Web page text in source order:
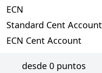
ECN
Standard Cent Account
ECN Cent Account
desde 0 puntos